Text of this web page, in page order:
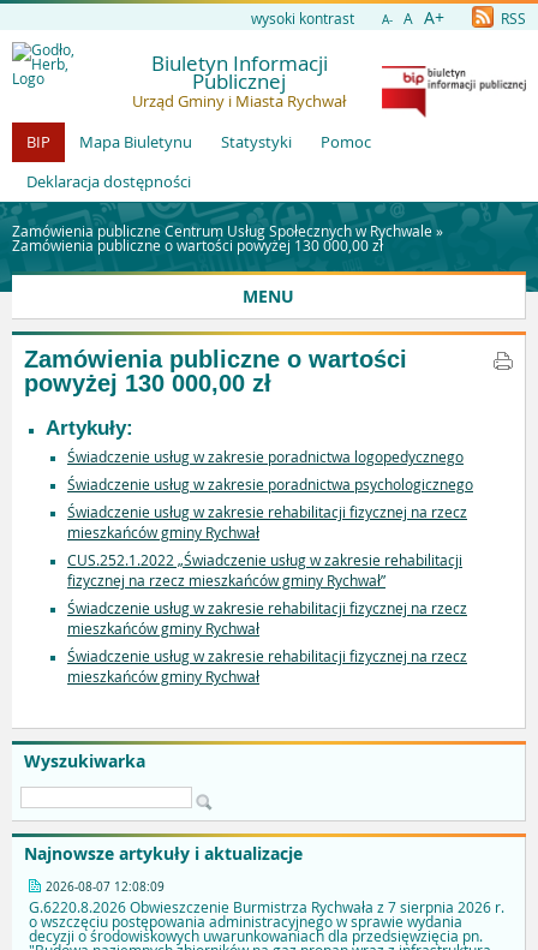
wysoki kontrast A- A A+ RSS
Biuletyn Informacji
Publicznej
Urząd Gminy i Miasta Rychwał
BIP
Mapa Biuletynu Statystyki
Pomoc
Deklaracja dostępności
Zamówienia publiczne Centrum Usług Społecznych w Rychwale »
Zamówienia publiczne o wartości powyżej 130 000,00 zł
MENU
Wyszukiwarka
Najnowsze artykuły i aktualizacje
2026-08-07 12:08:09
G.6220.8.2026 Obwieszczenie Burmistrza Rychwała z 7 sierpnia 2026 r.
o wszczęciu postępowania administracyjnego w sprawie wydania
decyzji o środowiskowych uwarunkowaniach dla przedsięwzięcia pn.
Zamówienia publiczne o wartości
powyżej 130 000,00 zł
Artykuły:
Świadczenie usług w zakresie poradnictwa logopedycznego
Świadczenie usług w zakresie poradnictwa psychologicznego
Świadczenie usług w zakresie rehabilitacji fizycznej na rzecz
mieszkańców gminy Rychwał
CUS.252.1.2022 „Świadczenie usług w zakresie rehabilitacji
fizycznej na rzecz mieszkańców gminy Rychwał”
Świadczenie usług w zakresie rehabilitacji fizycznej na rzecz
mieszkańców gminy Rychwał
Świadczenie usług w zakresie rehabilitacji fizycznej na rzecz
mieszkańców gminy Rychwał